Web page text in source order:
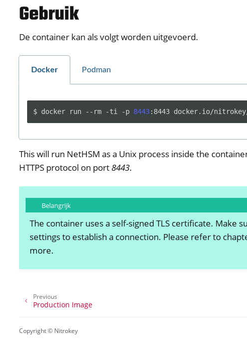
Gebruik
De container kan als volgt worden uitgevoerd.
Docker Podman
$ docker run --rm -ti -p 8443:8443
This will run NetHSM as a Unix process inside the
HTTPS protocol on port8443.
Belangrijk
The container uses a self-signed TLS certificate. Make
settings to establish a connection. Please refer to
more.
Previous
Production Image
Copyright © Nitrokey